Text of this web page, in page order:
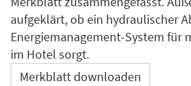
aufgeklärt, ob ein hydraulischer
Energiemanagement-System für
im Hotel sorgt.
Merkblatt downloaden